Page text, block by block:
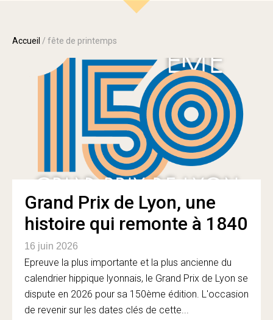
Accueil / fête de printemps
Grand Prix de Lyon, une
histoire qui remonte à 1840
16 juin 2026
Epreuve la plus importante et la plus ancienne du
calendrier hippique lyonnais, le Grand Prix de Lyon se
dispute en 2026 pour sa 150ème édition. L'occasion
de revenir sur les dates clés de cette...